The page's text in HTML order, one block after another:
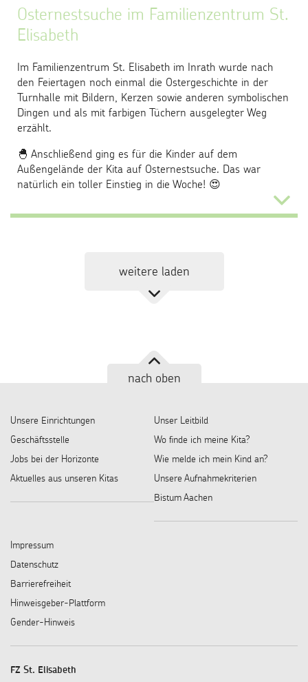
Osternestsuche im Familienzentrum St.
Elisabeth
Im Familienzentrum St. Elisabeth im Inrath wurde nach
den Feiertagen noch einmal die Ostergeschichte in der
Turnhalle mit Bildern, Kerzen sowie anderen symbolischen
Dingen und als mit farbigen Tüchern ausgelegter Weg
erzählt.
🐣 Anschließend ging es für die Kinder auf dem
Außengelände der Kita auf Osternestsuche. Das war
natürlich ein toller Einstieg in die Woche! 😍
...
weitere laden
nach oben
Unsere Einrichtungen
Geschäftsstelle
Jobs bei der Horizonte
Aktuelles aus unseren Kitas
Unser Leitbild
Wo finde ich meine Kita?
Wie melde ich mein Kind an?
Unsere Aufnahmekriterien
Bistum Aachen
Impressum
Datenschutz
Barrierefreiheit
Hinweisgeber-Plattform
Gender-Hinweis
FZ St. Elisabeth